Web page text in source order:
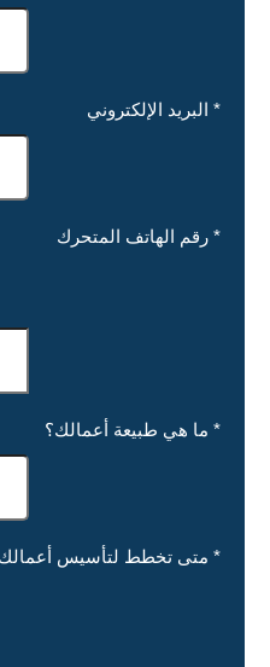
البريد الإلكتروني*
رقم الهاتف المتحرك*
ما هي طبيعة أعمالك؟*
متى تخطط لتأسيس أعمالك؟*